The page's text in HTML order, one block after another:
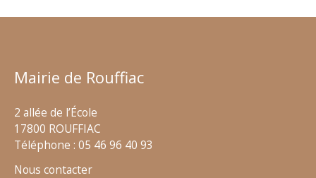
Mairie de Rouffiac
2 allée de l’École
17800 ROUFFIAC
Téléphone : 05 46 96 40 93
Nous contacter